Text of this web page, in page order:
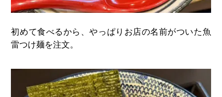
初めて食べるから、やっぱりお店の名前がついた魚
雷つけ麺を注文。